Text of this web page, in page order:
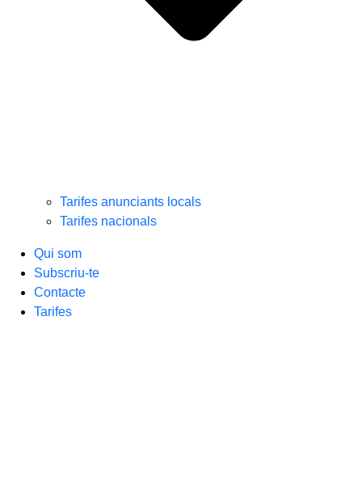
Tarifes anunciants locals
Tarifes nacionals
Qui som
Subscriu-te
Contacte
Tarifes